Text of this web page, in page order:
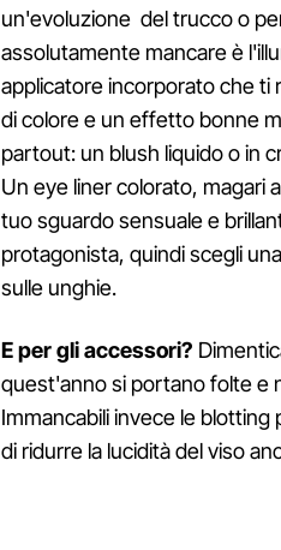
un'evoluzione del trucco o
assolutamente mancare è
applicatore incorporato che ti
di colore e un effetto bonne
partout: un blush liquido o in
Un eye liner colorato, magari
tuo sguardo sensuale e
protagonista, quindi scegli
sulle unghie.
E per gli accessori?
quest'anno si portano folte e
Immancabili invece le
di ridurre la lucidità del viso